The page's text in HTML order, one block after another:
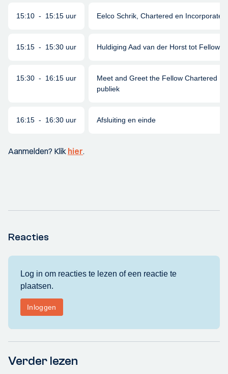
15:10 - 15:15 uur Eelco Schrik, Chartered en
15:15 - 15:30 uur Huldiging Aad van der Horst tot Fellow
15:30 - 16:15 uur
Meet and Greet the Fellow Chartered
publiek
16:15 - 16:30 uur Afsluiting en einde
Aanmelden? Klik hier.
Reacties
Verder lezen